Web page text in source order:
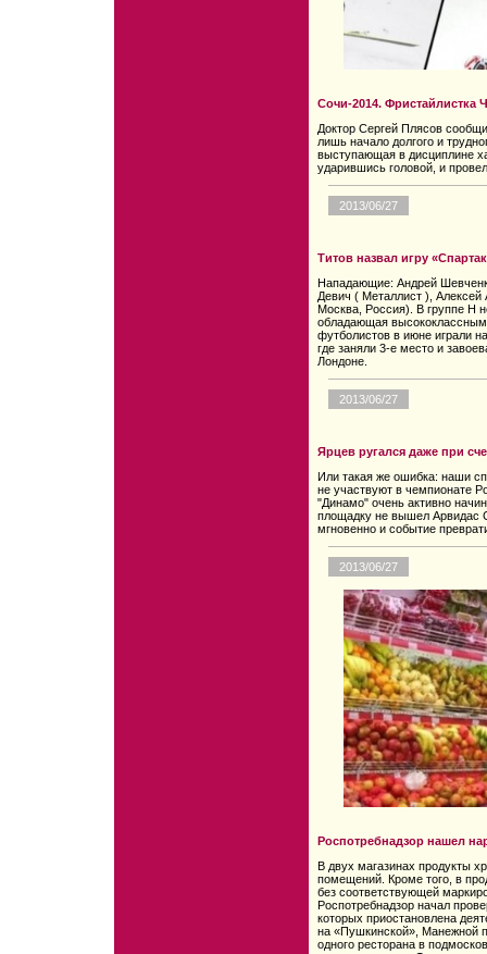
Сочи-2014. Фристайлистка
Доктор Сергей Плясов
лишь начало долгого и
выступающая в дисциплине
ударившись головой, и
2013/06/27
Титов назвал игру
Нападающие: Андрей
Девич ( Металлист ),
Москва, Россия). В группе H
обладающая
футболистов в июне играли
где заняли 3-е место и
Лондоне.
2013/06/27
Ярцев ругался даже при
Или такая же ошибка: наши
не участвуют в чемпионате
"Динамо" очень активно
площадку не вышел Арвидас
мгновенно и событие
2013/06/27
Роспотребнадзор нашел
В двух магазинах продукты
помещений. Кроме того, в
без соответствующей
Роспотребнадзор начал
которых приостановлена
на «Пушкинской», Манежной
одного ресторана в